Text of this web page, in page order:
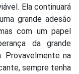
Ela continuará
grande adesão
com um papel
da grande
Provavelmente na
sempre tenha